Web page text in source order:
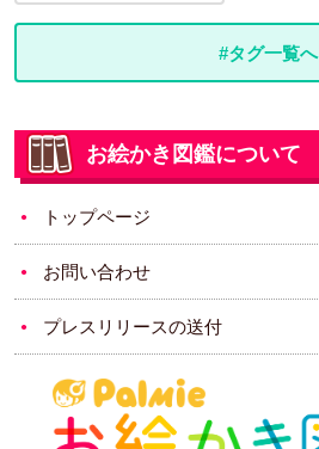
#タグ一覧へ
お絵かき図鑑について
トップページ
お問い合わせ
プレスリリースの送付